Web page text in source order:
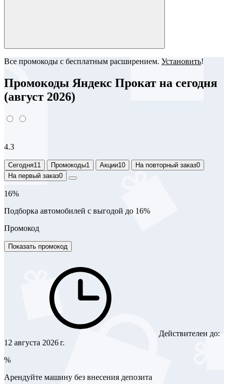
Все промокоды с бесплатным расширением. Установить!
Промокоды Яндекс Прокат на сегодня
(август 2026)
4.3
Сегодня11 Промокоды1 Акции10 На повторный заказ0
На первый заказ0
16%
Подборка автомобилей с выгодой до 16%
Промокод
Показать промокод
Действителен до:
12 августа 2026 г.
%
Арендуйте машину без внесения депозита